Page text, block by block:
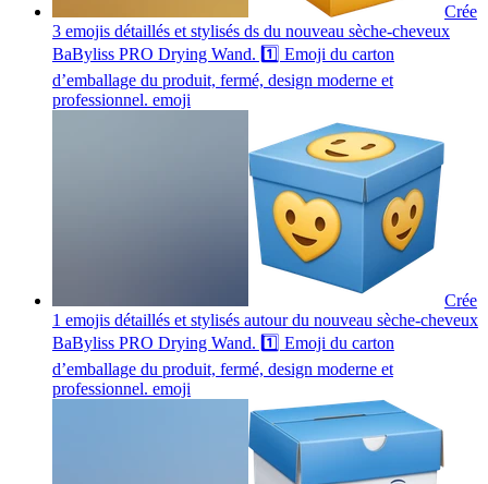
Crée
3 emojis détaillés et stylisés ds du nouveau sèche-cheveux
BaByliss PRO Drying Wand. 1️⃣ Emoji du carton
d’emballage du produit, fermé, design moderne et
professionnel. emoji
Crée
1 emojis détaillés et stylisés autour du nouveau sèche-cheveux
BaByliss PRO Drying Wand. 1️⃣ Emoji du carton
d’emballage du produit, fermé, design moderne et
professionnel. emoji